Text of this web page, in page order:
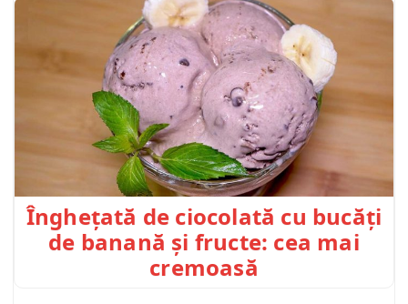
Înghețată de ciocolată cu bucăți
de banană și fructe: cea mai
cremoasă